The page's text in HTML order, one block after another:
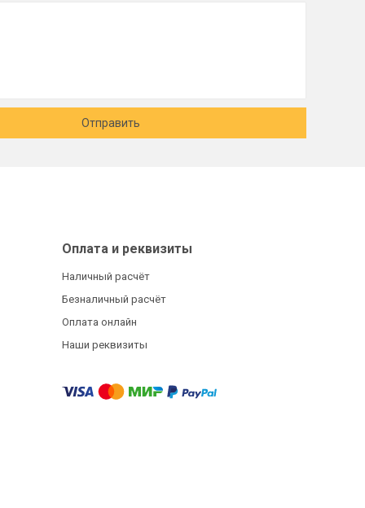
Отправить
Оплата и реквизиты
Наличный расчёт
Безналичный расчёт
Оплата онлайн
Наши реквизиты